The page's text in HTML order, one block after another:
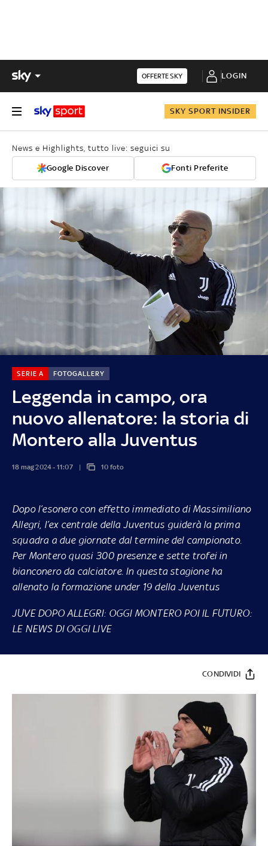
OFFERTE SKY LOGIN
SKY SPORT INSIDER
News e Highlights, tutto live: seguici su
Google Discover Fonti Preferite
Leggenda in campo, ora
nuovo allenatore: la storia di
Montero alla Juventus
SERIE A FOTOGALLERY
18 mag 2024 - 11:07 10 foto
Dopo l’esonero con effetto immediato di Massimiliano
Allegri, l’ex centrale della Juventus guiderà la prima
squadra a due giornate dal termine del campionato.
Per Montero quasi 300 presenze e sette trofei in
bianconero da calciatore. In questa stagione ha
allenato la formazione under 19 della Juventus
JUVE DOPO ALLEGRI: OGGI MONTERO POI IL FUTURO:
LE NEWS DI OGGI LIVE
CONDIVIDI